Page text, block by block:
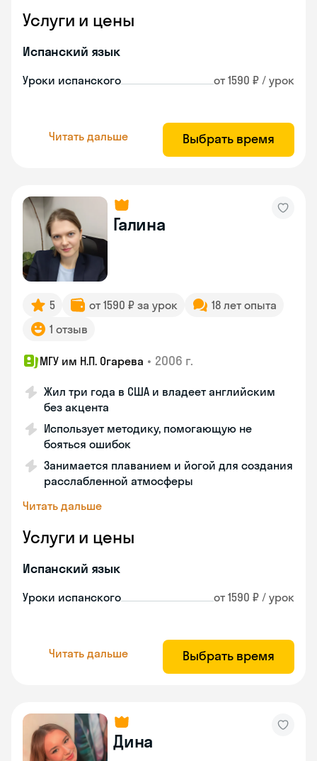
Услуги и цены
Испанский язык
Уроки испанского от 1590 ₽ / урок
Читать дальше Выбрать время
Галина
5 от 1590 ₽ за урок
18 лет опыта
1 отзыв
МГУ им Н.П. Огарева • 2006 г.
Жил три года в США и владеет английским
без акцента
Использует методику, помогающую не
бояться ошибок
Занимается плаванием и йогой для создания
расслабленной атмосферы
Читать дальше
Услуги и цены
Испанский язык
Уроки испанского от 1590 ₽ / урок
Читать дальше Выбрать время
Дина